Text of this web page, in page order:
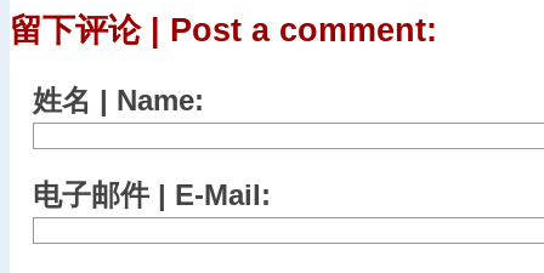
留下评论 | Post a comment:
姓名 | Name:
电子邮件 | E-Mail: